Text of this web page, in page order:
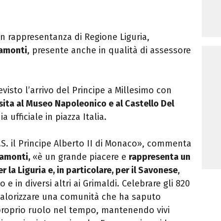
rappresentanza di Regione Liguria,
, presente anche in qualità di assessore
l’arrivo del Principe a Millesimo con
al Museo Napoleonico e al Castello Del
ufficiale in piazza Italia.
il Principe Alberto II di Monaco», commenta
«è un grande piacere e rappresenta un
la Liguria e, in particolare, per il Savonese,
in diversi altri ai Grimaldi. Celebrare gli 820
una comunità che ha saputo
ruolo nel tempo, mantenendo vivi